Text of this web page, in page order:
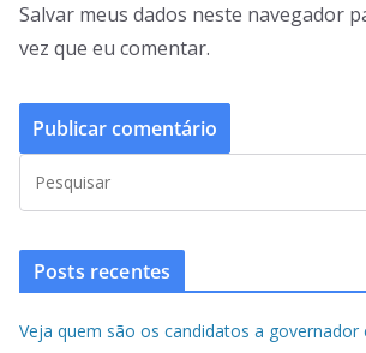
Salvar meus dados neste navegador
vez que eu comentar.
Posts recentes
Veja quem são os candidatos a governador